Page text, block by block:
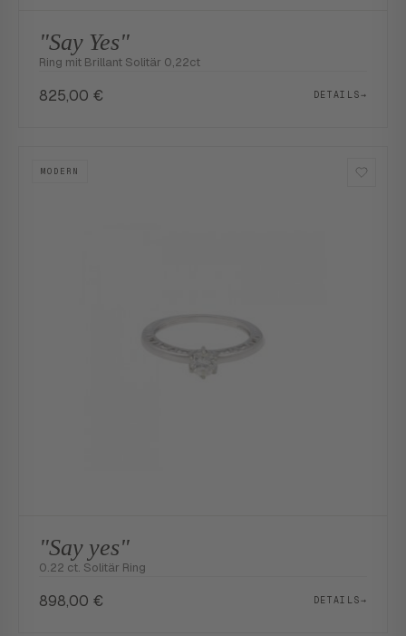
"Say Yes"
Ring mit Brillant Solitär 0,22ct
825,00 € DETAILS→
MODERN
"Say yes"
0.22 ct. Solitär Ring
898,00 € DETAILS→